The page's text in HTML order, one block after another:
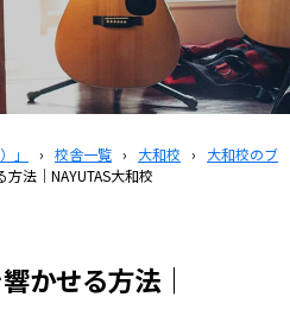
」 › 校舎一覧 › 大和校 ›
大和校のブ
法｜NAYUTAS大和校
かせる方法｜